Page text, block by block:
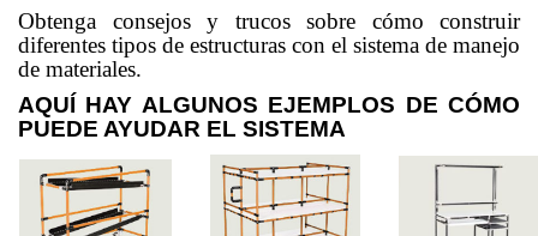
Obtenga consejos y trucos sobre cómo construir
diferentes tipos de estructuras con el sistema de manejo
de materiales.
AQUÍ HAY ALGUNOS EJEMPLOS DE CÓMO
PUEDE AYUDAR EL SISTEMA